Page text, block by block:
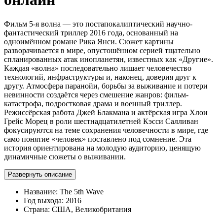
Фильм 5-я волна — это постапокалиптический научно-
фантастический триллер 2016 года, основанный на
одноимённом романе Рика Янси. Сюжет картины
разворачивается в мире, опустошённом серией тщательно
спланированных атак инопланетян, известных как «Другие».
Каждая «волна» последовательно лишает человечество
технологий, инфраструктуры и, наконец, доверия друг к
другу. Атмосфера паранойи, борьбы за выживание и потери
невинности создаётся через смешение жанров: фильм-
катастрофа, подростковая драма и военный триллер.
Режиссёрская работа Джей Блакмана и актёрская игра Хлои
Грейс Морец в роли шестнадцатилетней Кэсси Салливан
фокусируются на теме сохранения человечности в мире, где
само понятие «человек» поставлено под сомнение. Эта
история ориентирована на молодую аудиторию, ценящую
динамичные сюжеты о выживании.
Развернуть описание
Название: The 5th Wave
Год выхода: 2016
Страна: США, Великобритания